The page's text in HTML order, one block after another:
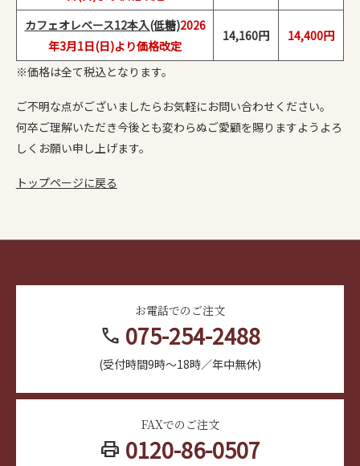
カフェオレベース12本入(低糖)2026
年3月1日(日)より価格改定
14,160円 14,400円
※価格は全て税込となります。
ご不明な点がございましたらお気軽にお問い合わせください。
何卒ご理解いただき今後とも変わらぬご愛顧を賜りますようよろ
しくお願い申し上げます。
トップページに戻る
お電話でのご注文
call 075-254-2488
(受付時間9時～18時／年中無休)
FAXでのご注文
print 0120-86-0507